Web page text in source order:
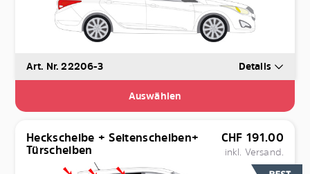
Art. Nr. 22206-3 Details
Auswählen
Heckscheibe + Seitenscheiben+
Türscheiben
CHF 191.00
inkl. Versand.